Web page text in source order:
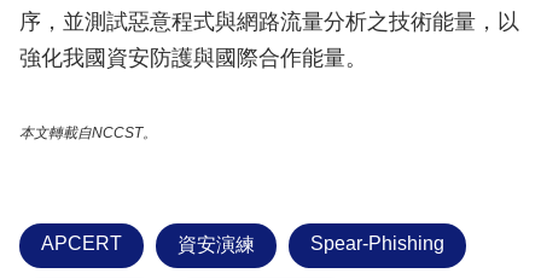
序，並測試惡意程式與網路流量分析之技術能量，以
強化我國資安防護與國際合作能量。
本文轉載自NCCST。
APCERT 資安演練 Spear-Phishing